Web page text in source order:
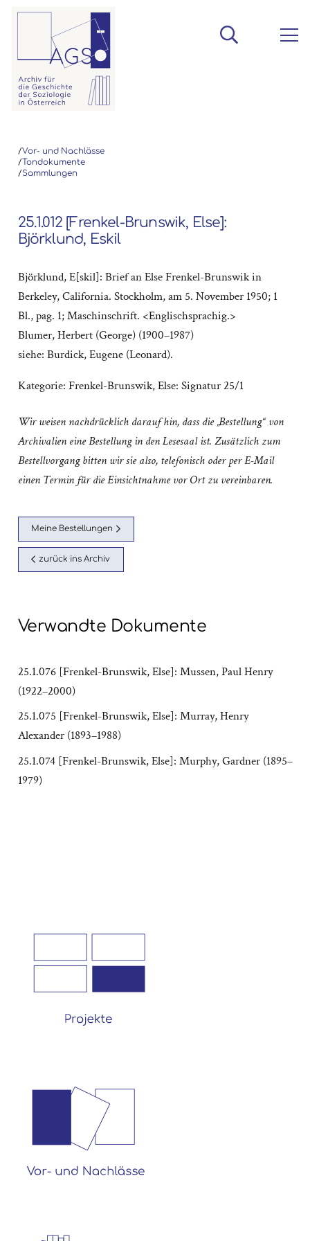
/Vor- und Nachlässe
/Tondokumente
/Sammlungen
25.1.012 [Frenkel-Brunswik, Else]:
Björklund, Eskil
Björklund, E[skil]: Brief an Else Frenkel-Brunswik in
Berkeley, California. Stockholm, am 5. November 1950; 1
Bl., pag. 1; Maschinschrift. <Englischsprachig.>
Blumer, Herbert (George) (1900–1987)
siehe: Burdick, Eugene (Leonard).
Kategorie: Frenkel-Brunswik, Else: Signatur 25/1
Wir weisen nachdrücklich darauf hin, dass die „Bestellung“ von
Archivalien eine Bestellung in den Lesesaal ist. Zusätzlich zum
Bestellvorgang bitten wir sie also, telefonisch oder per E-Mail
einen Termin für die Einsichtnahme vor Ort zu vereinbaren.
Meine Bestellungen
zurück ins Archiv
Verwandte Dokumente
25.1.076 [Frenkel-Brunswik, Else]: Mussen, Paul Henry
(1922–2000)
25.1.075 [Frenkel-Brunswik, Else]: Murray, Henry
Alexander (1893–1988)
25.1.074 [Frenkel-Brunswik, Else]: Murphy, Gardner (1895–
1979)